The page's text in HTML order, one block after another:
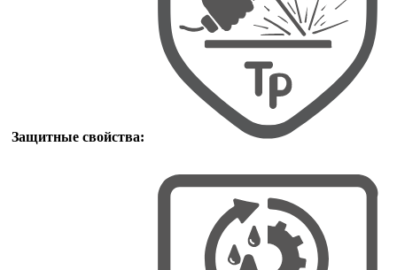
Защитные свойства: